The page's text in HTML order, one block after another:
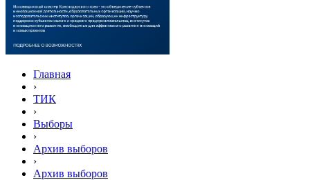
Главная
›
ТИК
›
Выборы
›
Архив выборов
›
Архив выборов